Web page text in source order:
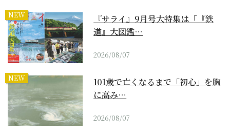
NEW
『サライ』9月号大特集は「『鉄
道』大図鑑…
2026/08/07
NEW
101歳で亡くなるまで「初心」を胸
に高み…
2026/08/07